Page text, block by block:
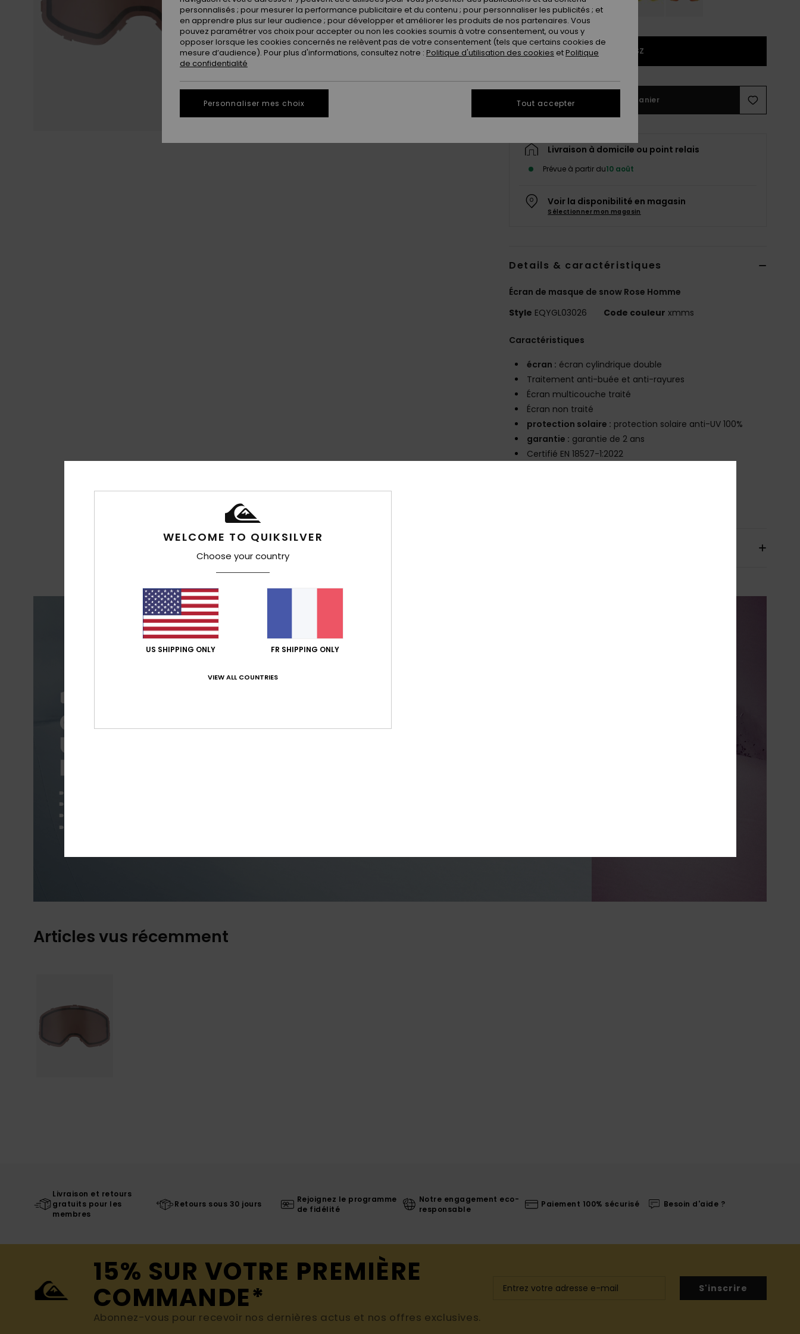
1SZ
Ajouter au panier
Livraison à domicile ou point relais
Prévue à partir du10 août
Voir la disponibilité en magasin
Sélectionner mon magasin
Details & caractéristiques
Écran de masque de snow Rose Homme
Style EQYGL03026 Code couleur xmms
Caractéristiques
écran : écran cylindrique double
Traitement anti-buée et anti-rayures
Écran multicouche traité
Écran non traité
protection solaire : protection solaire anti-UV 100%
garantie : garantie de 2 ans
Certifié EN 18527-1:2022
Articles vus récemment
Livraison et retours
gratuits pour les
membres
Retours sous 30 jours
Rejoignez le programme
de fidélité
Notre engagement eco-
responsable
Paiement 100% sécurisé Besoin d'aide ?
15% SUR VOTRE PREMIÈRE
COMMANDE*
Abonnez-vous pour recevoir nos dernières actus et nos offres exclusives.
S'inscrire
WELCOME TO QUIKSILVER
Choose your country
US SHIPPING ONLY FR SHIPPING ONLY
VIEW ALL COUNTRIES
personnalisés ; pour mesurer la performance publicitaire et du contenu ; pour personnaliser les publicités ; et
en apprendre plus sur leur audience ; pour développer et améliorer les produits de nos partenaires. Vous
pouvez paramétrer vos choix pour accepter ou non les cookies soumis à votre consentement, ou vous y
opposer lorsque les cookies concernés ne relèvent pas de votre consentement (tels que certains cookies de
mesure d’audience). Pour plus d'informations, consultez notre : Politique d'utilisation des cookies etPolitique
de confidentialité
Personnaliser mes choix Tout accepter